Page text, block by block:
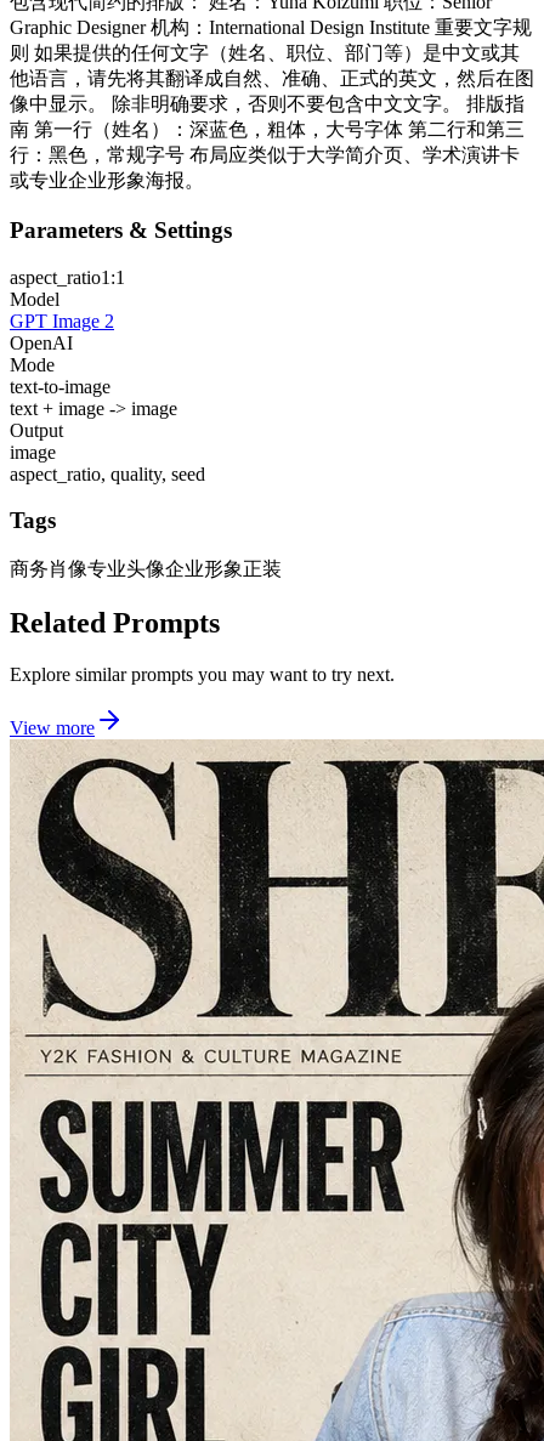
Graphic Designer 机构：International Design Institute 重要文字规
则 如果提供的任何文字（姓名、职位、部门等）是中文或其
他语言，请先将其翻译成自然、准确、正式的英文，然后在图
像中显示。 除非明确要求，否则不要包含中文文字。 排版指
南 第一行（姓名）：深蓝色，粗体，大号字体 第二行和第三
行：黑色，常规字号 布局应类似于大学简介页、学术演讲卡
或专业企业形象海报。
Parameters & Settings
aspect_ratio1:1
Model
GPT Image 2
OpenAI
Mode
text-to-image
text + image -> image
Output
image
aspect_ratio, quality, seed
Tags
商务肖像专业头像企业形象正装
Related Prompts
Explore similar prompts you may want to try next.
View more